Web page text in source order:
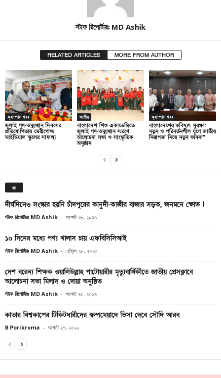
স্টাফ রিপোর্টারঃ MD Ashik
RELATED ARTICLES MORE FROM AUTHOR
ক্যাম্পাস খবর
জুলাই গণ-অভ্যুত্থান দিবসের
প্রতিযোগিতায় মেরীগোল্ড
আইডিয়াল স্কুলের সাফল্য
জাতীয়
বাংলাদেশ শিশু একাডেমিতে
জুলাই গণ-অভ্যুত্থান স্মরণে
আলোচনা সভা ও সাংস্কৃতিক
অনুষ্ঠান
ক্যাম্পাস খবর
বাংলাদেশের ভবিষ্যৎ সুরক্ষা:
নতুন ও পরিবর্তনশীল যুগে জাতীয়
নিরাপত্তা নিয়ে নতুন ভাবনা”
জ
দীর্ঘদিনেও সংস্কার হয়নি চাঁদপুরের কানুদী-কাজীর বাজার সড়ক, জনমনে ক্ষোভ !
স্টাফ রিপোর্টারঃ MD Ashik - আগস্ট ২৮, ২০১৯
১০ দিনের মধ্যে পণ্য খালাস চায় এফবিসিসিআই
স্টাফ রিপোর্টারঃ MD Ashik - এপ্রিল ২৮, ২০২০
দেশ বরেন্য শিক্ষক ওয়ালিউল্লাহ পাটোয়ারীর মৃত্যুবার্ষিকীতে জাতীয় প্রেসক্লাবে
আলোচনা সভা মিলাদ ও দোয়া অনুষ্ঠিত
স্টাফ রিপোর্টারঃ MD Ashik - আগস্ট ২৫, ২০১৯
কাতার বিশ্বকাপের টিকিটধারীদের স্বল্পমেয়াদে ভিসা দেবে সৌদি আরব
B Porikroma - আগস্ট ২৭, ২০২২